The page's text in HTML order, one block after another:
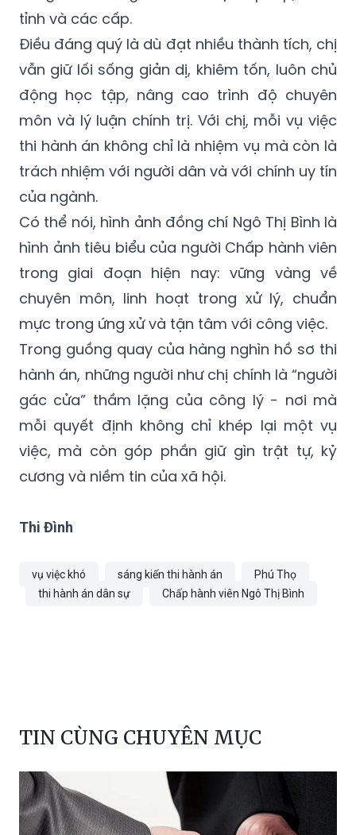
tỉnh và các cấp.
Điều đáng quý là dù đạt nhiều thành tích, chị
vẫn giữ lối sống giản dị, khiêm tốn, luôn chủ
động học tập, nâng cao trình độ chuyên
môn và lý luận chính trị. Với chị, mỗi vụ việc
thi hành án không chỉ là nhiệm vụ mà còn là
trách nhiệm với người dân và với chính uy tín
của ngành.
Có thể nói, hình ảnh đồng chí Ngô Thị Bình là
hình ảnh tiêu biểu của người Chấp hành viên
trong giai đoạn hiện nay: vững vàng về
chuyên môn, linh hoạt trong xử lý, chuẩn
mực trong ứng xử và tận tâm với công việc.
Trong guồng quay của hàng nghìn hồ sơ thi
hành án, những người như chị chính là “người
gác cửa” thầm lặng của công lý - nơi mà
mỗi quyết định không chỉ khép lại một vụ
việc, mà còn góp phần giữ gìn trật tự, kỷ
cương và niềm tin của xã hội.
Thi Đình
vụ việc khó sáng kiến thi hành án
Phú Thọ
thi hành án dân sự
Chấp hành viên Ngô Thị Bình
TIN CÙNG CHUYÊN MỤC